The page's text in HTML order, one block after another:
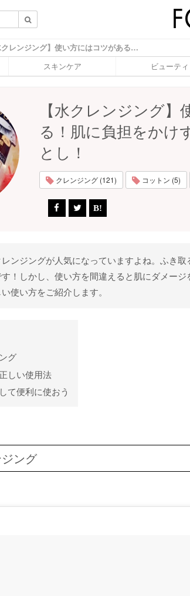
【水クレンジング】使い方にはコツがある！肌に負担をかけずに綺麗にメイク落とし！ - ふぉーちゅん(FORTUNE)
スキンケア ビューティ
【水クレンジング
る！肌に負担をかけ
とし！
クレンジング (121) コットン (5)
ンジングが人気になっていますよね。ふき
！しかし、使い方を間違えると肌にダメー
使い方をご紹介します。
グ
しい使用法
て便利に使おう
ング